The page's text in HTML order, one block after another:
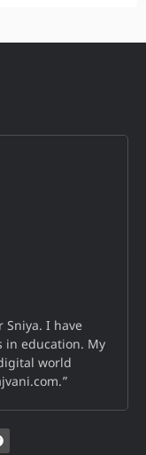
Sniya. I have
in education. My
world